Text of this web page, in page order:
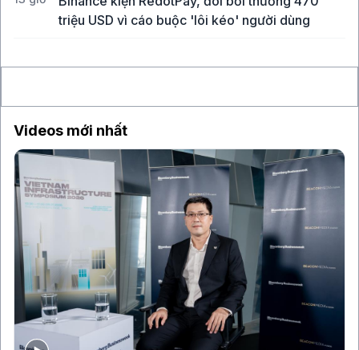
triệu USD vì cáo buộc 'lôi kéo' người dùng
Videos mới nhất